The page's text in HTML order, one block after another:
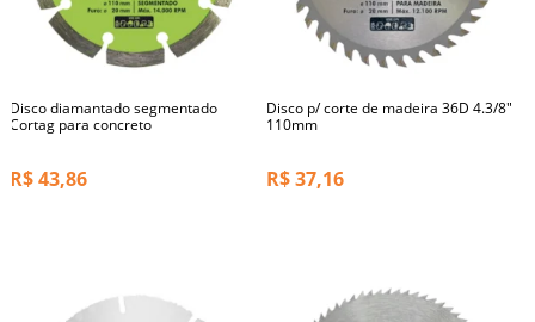
Disco diamantado segmentado
Cortag para concreto
R$43,86
Disco p/ corte de madeira 36D 4.3/8"
110mm
R$37,16